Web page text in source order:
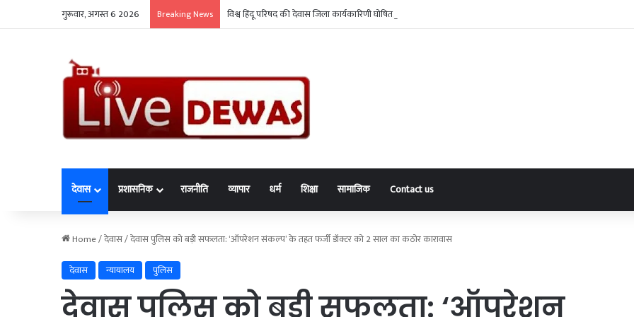
गुरूवार, अगस्त 6 2026 Breaking News विश्व हिंदू परिषद की देवास जिला कार्यकारिणी घोषित, संदीप चौबे बने जिलाध्यक्ष
देवास प्रशासनिक राजनीति व्यापार धर्म शिक्षा सामाजिक Contact us
Home/देवास/देवास पुलिस को बड़ी सफलता: ‘ऑपरेशन संकल्प’ के तहत फर्जी डॉक्टर को 2 साल का कठोर कारावास
देवास
न्यायालय पुलिस
देवास पुलिस को बड़ी सफलता: ‘ऑपरेशन